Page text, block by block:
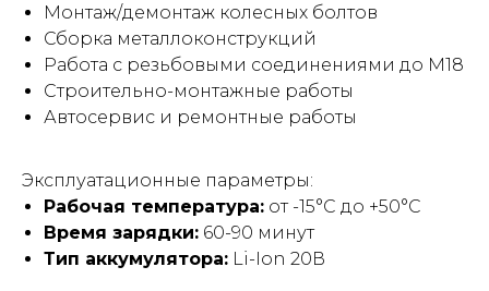
Монтаж/демонтаж колесных болтов
Сборка металлоконструкций
Работа с резьбовыми соединениями до М18
Строительно-монтажные работы
Автосервис и ремонтные работы
Эксплуатационные параметры:
Рабочая температура: от -15°C до +50°C
Время зарядки: 60-90 минут
Тип аккумулятора: Li-Ion 20В